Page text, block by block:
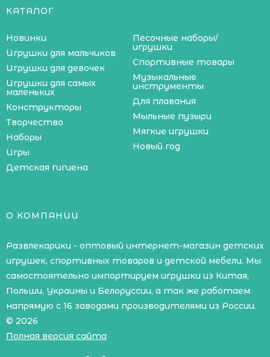
КАТАЛОГ
Новинки
Игрушки для мальчиков
Игрушки для девочек
Игрушки для самых
маленьких
Конструкторы
Творчество
Наборы
Игры
Детская гигиена
Песочные наборы/
игрушки
Спортивные товары
Музыкальные
инструменты
Для плавания
Мыльные пузыри
Мягкие игрушки
Новый год
О КОМПАНИИ
Развлекарики - оптовый интернет-магазин детских
игрушек, спортивных товаров и детской мебели. Мы
самостоятельно импортируем игрушки из Китая,
Польши, Украины и Белоруссии, а так же работаем
напрямую с 16 заводами производителями из России.
© 2026
Полная версия сайта